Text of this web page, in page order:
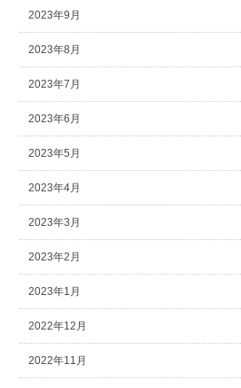
2023年9月
2023年8月
2023年7月
2023年6月
2023年5月
2023年4月
2023年3月
2023年2月
2023年1月
2022年12月
2022年11月